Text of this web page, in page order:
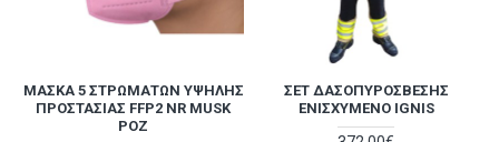
ΜΆΣΚΑ 5 ΣΤΡΩΜΆΤΩΝ ΥΨΗΛΉΣ
ΠΡΟΣΤΑΣΊΑΣ FFP2 NR MUSK
ΡΟΖ
ΣΕΤ ΔΑΣΟΠΥΡΌΣΒΕΣΗΣ
ΕΝΙΣΧΥΜΈΝΟ IGNIS